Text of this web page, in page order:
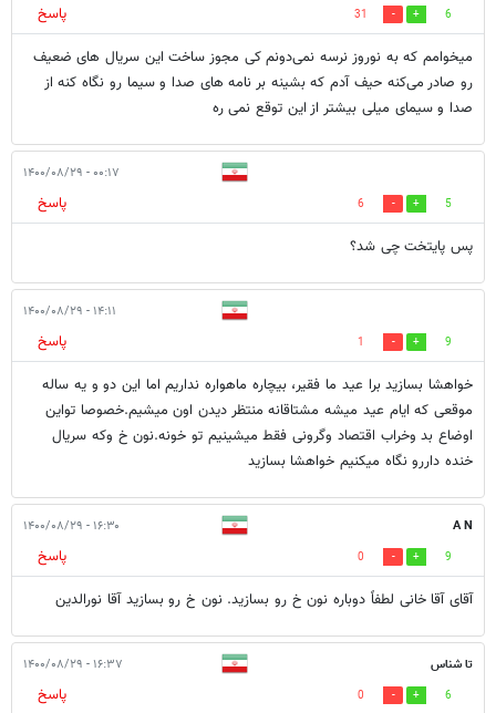
6
31
پاسخ
میخوامم که به نوروز نرسه نمی‌دونم کی مجوز ساخت این سریال های ضعیف
رو صادر می‌کنه حیف آدم که بشینه بر نامه های صدا و سیما رو نگاه کنه از
صدا و سیمای میلی بیشتر از این توقع نمی ره
۰۰:۱۷ - ۱۴۰۰/۰۸/۲۹
5
6
پاسخ
پس پایتخت چی شد؟
۱۴:۱۱ - ۱۴۰۰/۰۸/۲۹
9
1
پاسخ
خواهشا بسازید برا عید ما فقیر، بیچاره ماهواره نداریم اما این دو و یه ساله
موقعی که ایام عید میشه مشتاقانه منتظر دیدن اون میشیم.خصوصا تواین
اوضاع بد وخراب اقتصاد وگرونی فقط میشینیم تو خونه.نون خ وکه سریال
خنده داررو نگاه میکنیم خواهشا بسازید
A N ۱۶:۳۰ - ۱۴۰۰/۰۸/۲۹
9
0
پاسخ
آقای آقا خانی لطفاً دوباره نون خ رو بسازید. نون خ رو بسازید آقا نورالدین
تا شناس ۱۶:۳۷ - ۱۴۰۰/۰۸/۲۹
6
0
پاسخ